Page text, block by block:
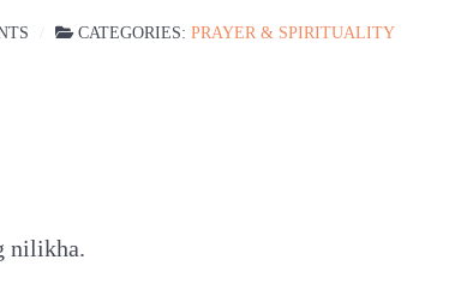
CATEGORIES: PRAYER & SPIRITUALITY
nilikha.